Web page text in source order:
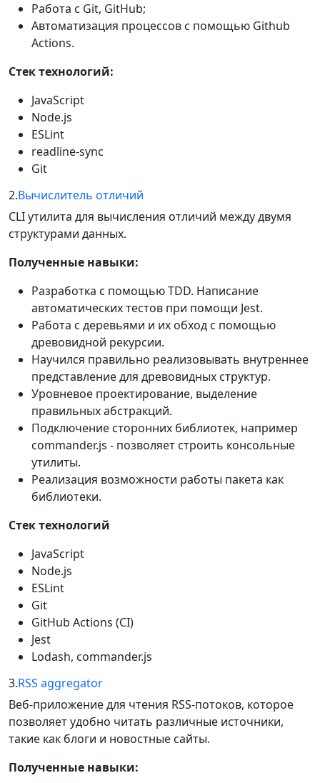
Работа с Git, GitHub;
Автоматизация процессов с помощью Github
Actions.
Стек технологий:
JavaScript
Node.js
ESLint
readline-sync
Git
2.Вычислитель отличий
СLI утилита для вычисления отличий между двумя
структурами данных.
Полученные навыки:
Разработка с помощью TDD. Написание
автоматических тестов при помощи Jest.
Работа с деревьями и их обход с помощью
древовидной рекурсии.
Научился правильно реализовывать внутреннее
представление для древовидных структур.
Уровневое проектирование, выделение
правильных абстракций.
Подключение сторонних библиотек, например
commander.js - позволяет строить консольные
утилиты.
Реализация возможности работы пакета как
библиотеки.
Стек технологий
JavaScript
Node.js
ESLint
Git
GitHub Actions (CI)
Jest
Lodash, commander.js
3.RSS aggregator
Веб-приложение для чтения RSS-потоков, которое
позволяет удобно читать различные источники,
такие как блоги и новостные сайты.
Полученные навыки: